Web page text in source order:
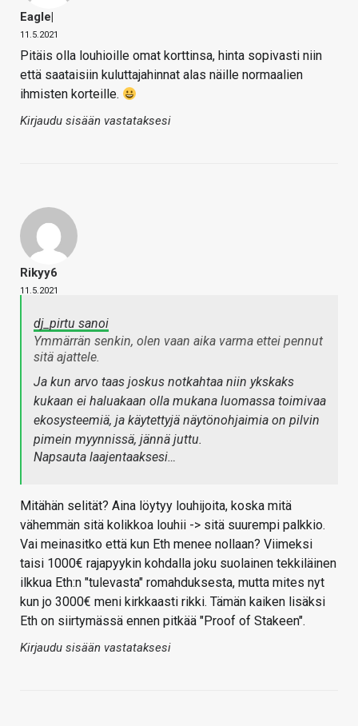
Eagle|
11.5.2021
Pitäis olla louhioille omat korttinsa, hinta sopivasti niin
että saataisiin kuluttajahinnat alas näille normaalien
ihmisten korteille.
Kirjaudu sisään vastataksesi
Rikyy6
11.5.2021
dj_pirtu sanoi
Ymmärrän senkin, olen vaan aika varma ettei pennut
sitä ajattele.
Ja kun arvo taas joskus notkahtaa niin ykskaks
kukaan ei haluakaan olla mukana luomassa toimivaa
ekosysteemiä, ja käytettyjä näytönohjaimia on pilvin
pimein myynnissä, jännä juttu.
Napsauta laajentaaksesi…
Mitähän selität? Aina löytyy louhijoita, koska mitä
vähemmän sitä kolikkoa louhii -> sitä suurempi palkkio.
Vai meinasitko että kun Eth menee nollaan? Viimeksi
taisi 1000€ rajapyykin kohdalla joku suolainen tekkiläinen
ilkkua Eth:n "tulevasta" romahduksesta, mutta mites nyt
kun jo 3000€ meni kirkkaasti rikki. Tämän kaiken lisäksi
Eth on siirtymässä ennen pitkää "Proof of Stakeen".
Kirjaudu sisään vastataksesi